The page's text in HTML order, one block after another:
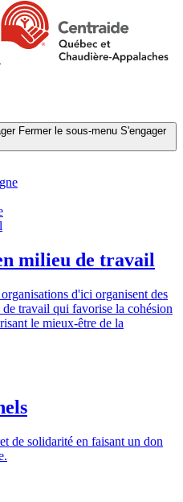
Fermer le sous-menu S'engager
milieu de travail
d'ici organisent des
travail qui favorise la cohésion
le mieux-être de la
de solidarité en faisant un don